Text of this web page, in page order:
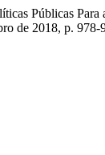
Públicas
de 2018, p.